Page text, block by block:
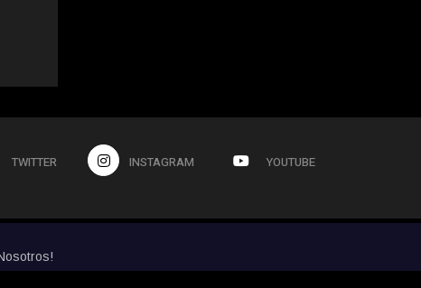
TWITTER INSTAGRAM YOUTUBE